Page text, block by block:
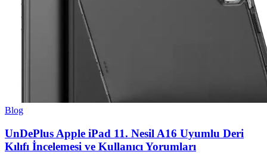
Blog
UnDePlus Apple iPad 11. Nesil A16 Uyumlu Deri
Kılıfı İncelemesi ve Kullanıcı Yorumları